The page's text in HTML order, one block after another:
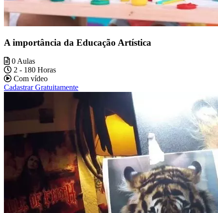
A importância da Educação Artística
0 Aulas
2 - 180 Horas
Com vídeo
Cadastrar Gratuitamente